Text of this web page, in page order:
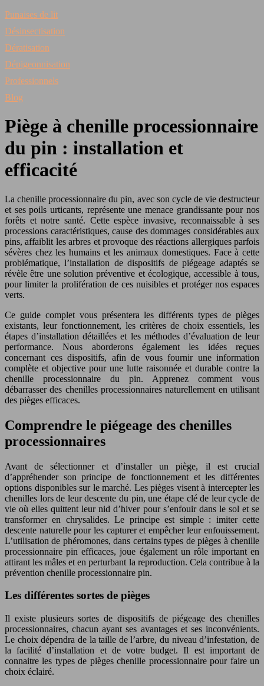
Punaises de lit
Désinsectisation
Dératisation
Dépigeonnisation
Professionnels
Blog
Piège à chenille processionnaire
du pin : installation et
efficacité
La chenille processionnaire du pin, avec son cycle de vie destructeur
et ses poils urticants, représente une menace grandissante pour nos
forêts et notre santé. Cette espèce invasive, reconnaissable à ses
processions caractéristiques, cause des dommages considérables aux
pins, affaiblit les arbres et provoque des réactions allergiques parfois
sévères chez les humains et les animaux domestiques. Face à cette
problématique, l’installation de dispositifs de piégeage adaptés se
révèle être une solution préventive et écologique, accessible à tous,
pour limiter la prolifération de ces nuisibles et protéger nos espaces
verts.
Ce guide complet vous présentera les différents types de pièges
existants, leur fonctionnement, les critères de choix essentiels, les
étapes d’installation détaillées et les méthodes d’évaluation de leur
performance. Nous aborderons également les idées reçues
concernant ces dispositifs, afin de vous fournir une information
complète et objective pour une lutte raisonnée et durable contre la
chenille processionnaire du pin. Apprenez comment vous
débarrasser des chenilles processionnaires naturellement en utilisant
des pièges efficaces.
Comprendre le piégeage des chenilles
processionnaires
Avant de sélectionner et d’installer un piège, il est crucial
d’appréhender son principe de fonctionnement et les différentes
options disponibles sur le marché. Les pièges visent à intercepter les
chenilles lors de leur descente du pin, une étape clé de leur cycle de
vie où elles quittent leur nid d’hiver pour s’enfouir dans le sol et se
transformer en chrysalides. Le principe est simple : imiter cette
descente naturelle pour les capturer et empêcher leur enfouissement.
L’utilisation de phéromones, dans certains types de pièges à chenille
processionnaire pin efficaces, joue également un rôle important en
attirant les mâles et en perturbant la reproduction. Cela contribue à la
prévention chenille processionnaire pin.
Les différentes sortes de pièges
Il existe plusieurs sortes de dispositifs de piégeage des chenilles
processionnaires, chacun ayant ses avantages et ses inconvénients.
Le choix dépendra de la taille de l’arbre, du niveau d’infestation, de
la facilité d’installation et de votre budget. Il est important de
connaitre les types de pièges chenille processionnaire pour faire un
choix éclairé.